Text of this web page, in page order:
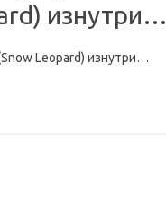
изнутри…
Leopard) изнутри…